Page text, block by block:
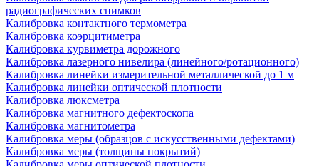
радиографических снимков
Калибровка контактного термометра
Калибровка коэрцитиметра
Калибровка курвиметра дорожного
Калибровка лазерного нивелира (линейного/ротационного)
Калибровка линейки измерительной металлической до 1 м
Калибровка линейки оптической плотности
Калибровка люксметра
Калибровка магнитного дефектоскопа
Калибровка магнитометра
Калибровка меры (образцов с искусственными дефектами)
Калибровка меры (толщины покрытий)